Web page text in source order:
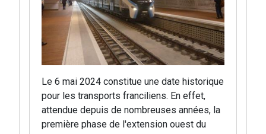
Le 6 mai 2024 constitue une date historique
pour les transports franciliens. En effet,
attendue depuis de nombreuses années, la
première phase de l'extension ouest du